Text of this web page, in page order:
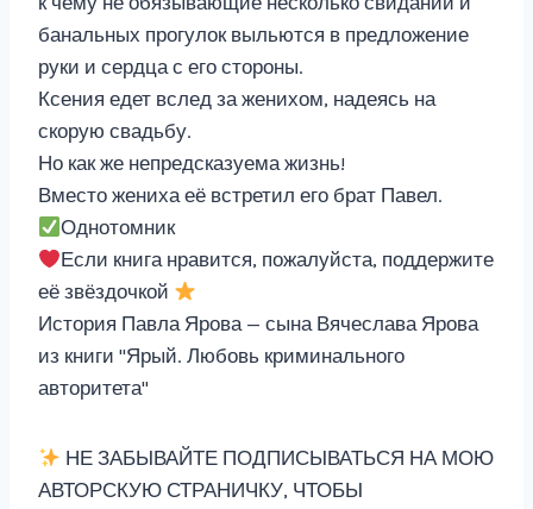
банальных прогулок выльются в предложение
руки и сердца с его стороны.
Ксения едет вслед за женихом, надеясь на
скорую свадьбу.
Но как же непредсказуема жизнь!
Вместо жениха её встретил его брат Павел.
Однотомник
Если книга нравится, пожалуйста, поддержите
её звёздочкой
История Павла Ярова — сына Вячеслава Ярова
из книги "Ярый. Любовь криминального
авторитета"
НЕ ЗАБЫВАЙТЕ ПОДПИСЫВАТЬСЯ НА МОЮ
АВТОРСКУЮ СТРАНИЧКУ, ЧТОБЫ